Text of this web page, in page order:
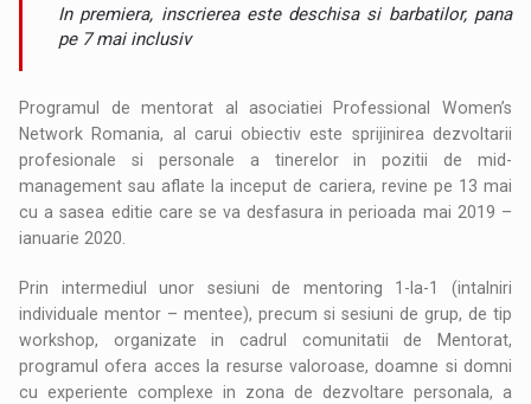
In premiera, inscrierea este deschisa si barbatilor, pana
pe 7 mai inclusiv
Programul de mentorat al asociatiei Professional Women’s
Network Romania, al carui obiectiv este sprijinirea dezvoltarii
profesionale si personale a tinerelor in pozitii de mid-
management sau aflate la inceput de cariera, revine pe 13 mai
cu a sasea editie care se va desfasura in perioada mai 2019 –
ianuarie 2020.
Prin intermediul unor sesiuni de mentoring 1-la-1 (intalniri
individuale mentor – mentee), precum si sesiuni de grup, de tip
workshop, organizate in cadrul comunitatii de Mentorat,
programul ofera acces la resurse valoroase, doamne si domni
cu experiente complexe in zona de dezvoltare personala, a